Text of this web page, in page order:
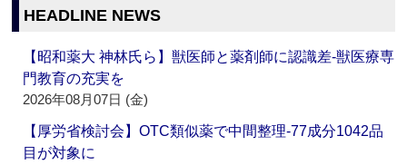
HEADLINE NEWS
【昭和薬大 神林氏ら】獣医師と薬剤師に認識差‐獣医療専
門教育の充実を
2026年08月07日 (金)
【厚労省検討会】OTC類似薬で中間整理‐77成分1042品
目が対象に